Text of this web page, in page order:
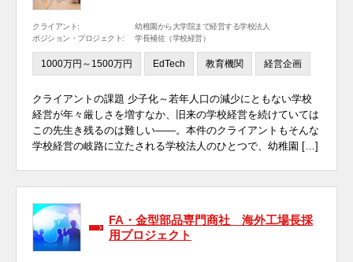
クライアント:
幼稚園から大学院まで経営する学校法人
ポジション・プロジェクト:
学長補佐（学校経営）
1000万円～1500万円 EdTech 教育機関 経営企画
クライアントの課題 少子化～若年人口の減少にともない学校
経営が年々厳しさを増すなか、旧来の学校経営を続けていては
この先生き残るのは難しい――。本件のクライアントもそんな
学校経営の岐路に立たされる学校法人のひとつで、幼稚園 […]
FA・金型部品専門商社 海外工場長採
用プロジェクト